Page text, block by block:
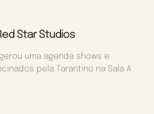
Star Studios
uma agenda shows e
pela Tarantino na Sala A